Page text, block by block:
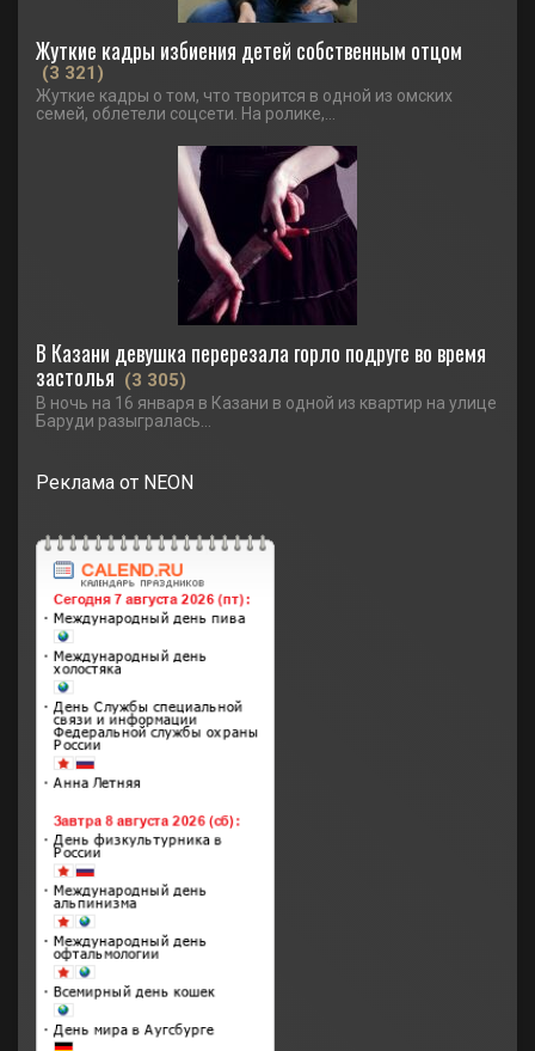
Жуткие кадры избиения детей собственным отцом
(3 321)
Жуткие кадры о том, что творится в одной из омских
семей, облетели соцсети. На ролике,...
В Казани девушка перерезала горло подруге во время
застолья (3 305)
В ночь на 16 января в Казани в одной из квартир на улице
Баруди разыгралась...
Реклама от NEON